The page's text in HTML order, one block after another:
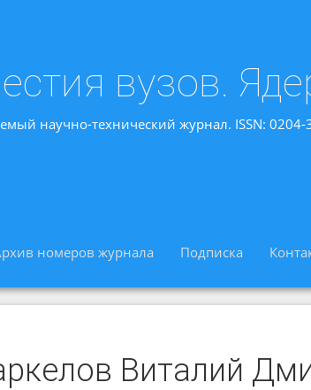
вузов.
научно-технический журнал. ISSN: 0204-
номеров журнала Подписка
Виталий